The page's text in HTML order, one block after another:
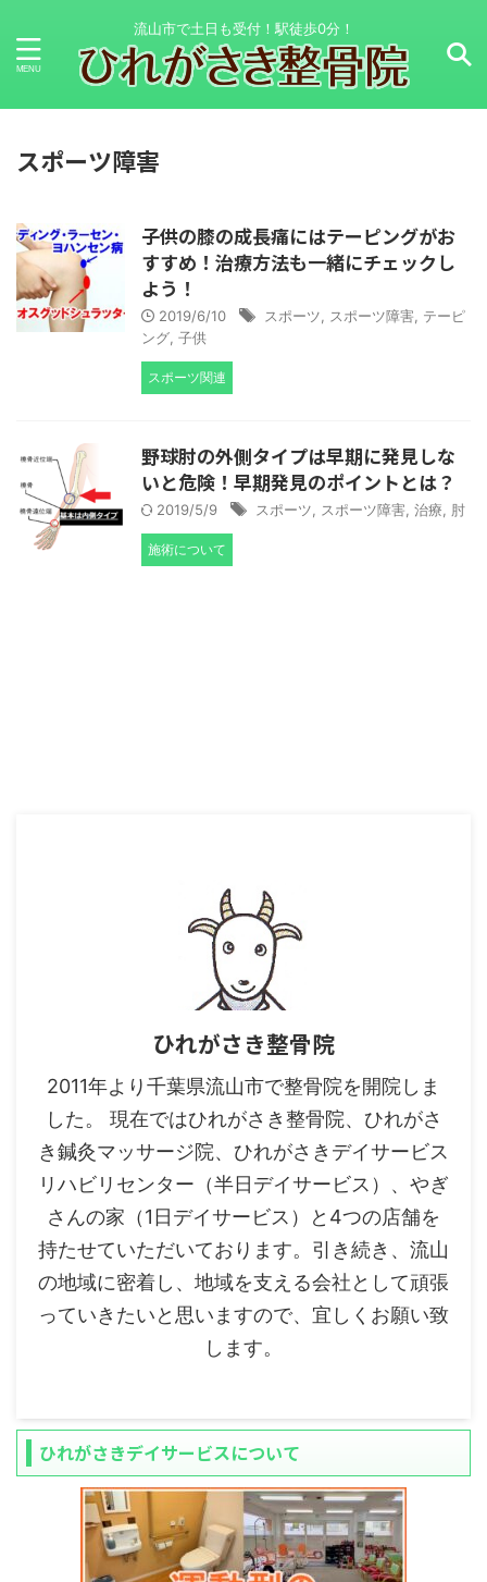
流山市で土日も受付！駅徒歩0分！
スポーツ障害
子供の膝の成長痛にはテーピングがお
すすめ！治療方法も一緒にチェックし
よう！
2019/6/10 スポーツ スポーツ障害
テーピ
ング 子供
スポーツ関連
野球肘の外側タイプは早期に発見しな
いと危険！早期発見のポイントとは？
2019/5/9 スポーツ スポーツ障害 治療 肘
施術について
ひれがさき整骨院
2011年より千葉県流山市で整骨院を開院しま
した。 現在ではひれがさき整骨院、ひれがさ
き鍼灸マッサージ院、ひれがさきデイサービス
リハビリセンター（半日デイサービス）、やぎ
さんの家（1日デイサービス）と4つの店舗を
持たせていただいております。引き続き、流山
の地域に密着し、地域を支える会社として頑張
っていきたいと思いますので、宜しくお願い致
します。
ひれがさきデイサービスについて